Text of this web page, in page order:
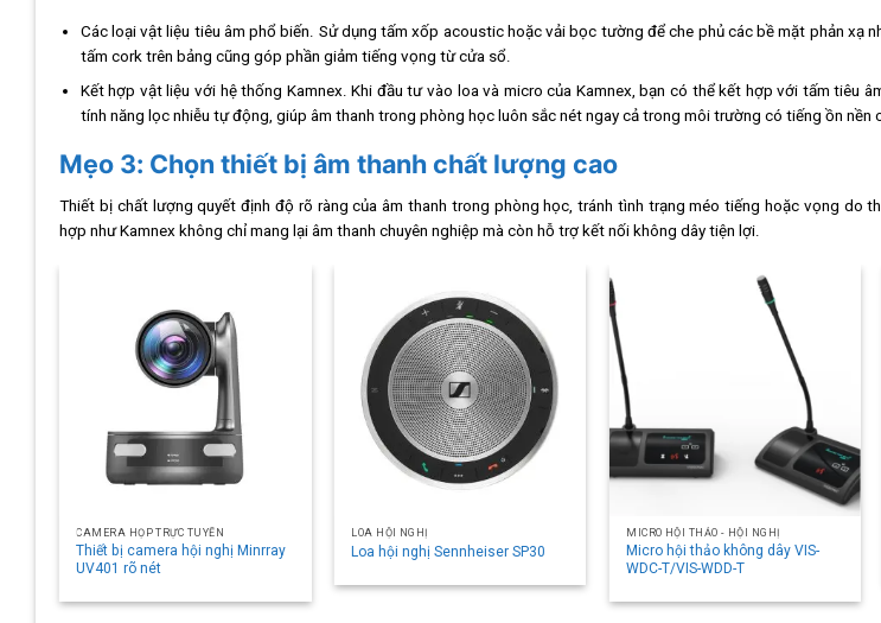
Các loại vật liệu tiêu âm phổ biến. Sử dụng tấm xốp acoustic hoặc vải bọc tường để che phủ các bề mặt phản xạ
tấm cork trên bảng cũng góp phần giảm tiếng vọng từ cửa sổ.
Kết hợp vật liệu với hệ thống Kamnex. Khi đầu tư vào loa và micro của Kamnex, bạn có thể kết hợp với tấm tiêu
tính năng lọc nhiễu tự động, giúp âm thanh trong phòng học luôn sắc nét ngay cả trong môi trường có tiếng ồn nền
Mẹo 3: Chọn thiết bị âm thanh chất lượng cao
Thiết bị chất lượng quyết định độ rõ ràng của âm thanh trong phòng học, tránh tình trạng méo tiếng hoặc vọng do
hợp như Kamnex không chỉ mang lại âm thanh chuyên nghiệp mà còn hỗ trợ kết nối không dây tiện lợi.
CAMERA HỌP TRỰC TUYẾN
Thiết bị camera hội nghị Minrray
UV401 rõ nét
LOA HỘI NGHỊ
Loa hội nghị Sennheiser SP30
MICRO HỘI THẢO - HỘI NGHỊ
Micro hội thảo không dây VIS-
WDC-T/VIS-WDD-T